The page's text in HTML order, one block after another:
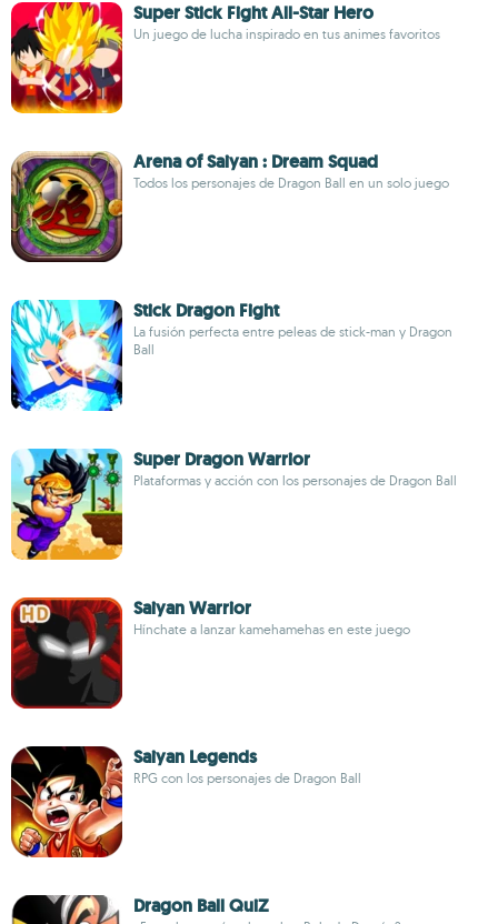
Super Stick Fight All-Star Hero
Un juego de lucha inspirado en tus animes favoritos
Arena of Saiyan : Dream Squad
Todos los personajes de Dragon Ball en un solo juego
Stick Dragon Fight
La fusión perfecta entre peleas de stick-man y Dragon
Ball
Super Dragon Warrior
Plataformas y acción con los personajes de Dragon Ball
Saiyan Warrior
Hínchate a lanzar kamehamehas en este juego
Saiyan Legends
RPG con los personajes de Dragon Ball
Dragon Ball QuiZ